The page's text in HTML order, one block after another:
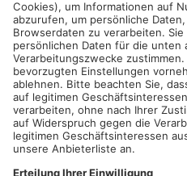
Etwa 2 Stunden lang werden
man über Nordeuropäer und
dargestellt. Frech, vorlaut und